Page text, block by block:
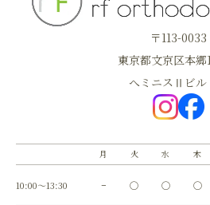
〒113-0033
東京都文京区本郷
へミニスⅡビル
月 火 水 木
10:00～13:30 − ◯ ◯ ◯